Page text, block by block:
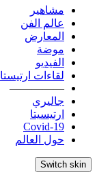
مشاهير
عالم الفن
المعارض
موضة
الفيديو
لقاءات ارتيستا
—————
جاليري
ارتيسيتا
Covid-19
حول العالم
Switch skin